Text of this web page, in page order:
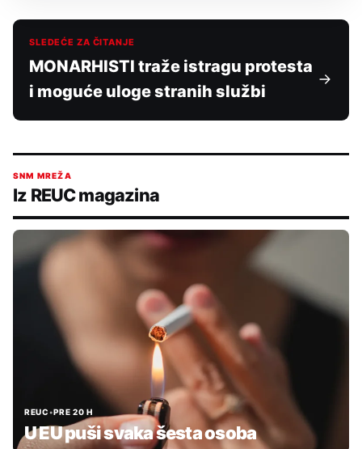
SLEDEĆE ZA ČITANJE
MONARHISTI traže istragu protesta
i moguće uloge stranih službi
SNM MREŽA
Iz REUC magazina
REUC•PRE 20 H
U EU puši svaka šesta osoba